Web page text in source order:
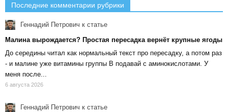
Последние комментарии рубрики
Геннадий Петрович к статье
Малина вырождается? Простая пересадка вернёт крупные ягоды
До середины читал как нормальный текст про пересадку, а потом раз
- и малине уже витамины группы В подавай с аминокислотами. У
меня после...
6 августа 2026
Геннадий Петрович к статье